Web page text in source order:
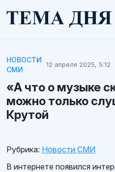
НОВОСТИ
СМИ
12 апреля 2025, 5:12
«А что о музыке
можно только
Крутой
Рубрика: Новости СМИ
В интернете появился